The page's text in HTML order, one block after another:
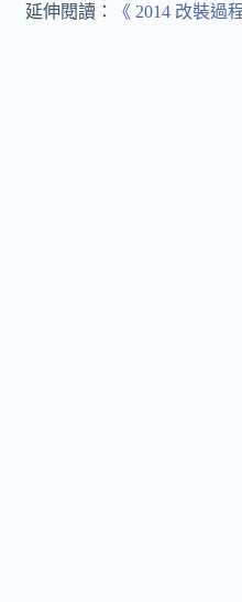
延伸閱讀： 《 2014 改裝過